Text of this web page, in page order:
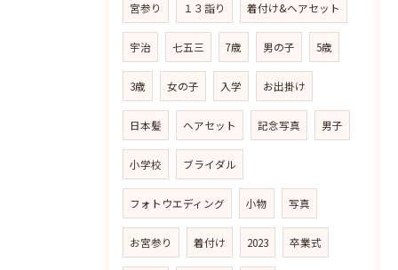
宮参り １３詣り 着付け&ヘアセット
宇治 七五三 7歳 男の子 5歳
3歳 女の子 入学 お出掛け
日本髪 ヘアセット 記念写真 男子
小学校 ブライダル
フォトウエディング 小物 写真
お宮参り 着付け 2023 卒業式